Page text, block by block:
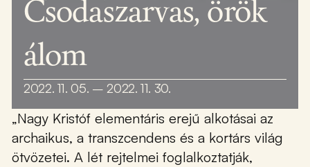
Csodaszarvas, örök
álom
2022. 11. 05. – 2022. 11. 30.
„Nagy Kristóf elementáris erejű alkotásai az
archaikus, a transzcendens és a kortárs világ
ötvözetei. A lét rejtelmei foglalkoztatják,